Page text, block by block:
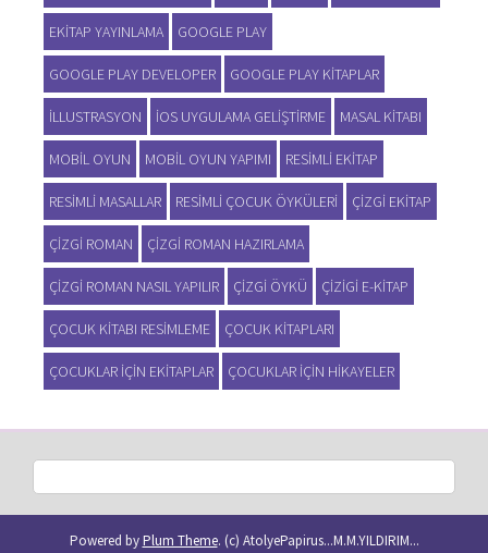
EKITAP YAYINLAMA GOOGLE PLAY
GOOGLE PLAY DEVELOPER GOOGLE PLAY KITAPLAR
ILLUSTRASYON IOS UYGULAMA GELIŞTIRME MASAL KITABI
MOBIL OYUN MOBIL OYUN YAPIMI RESIMLI EKITAP
RESIMLI MASALLAR RESIMLI ÇOCUK ÖYKÜLERI ÇIZGI EKITAP
ÇIZGI ROMAN ÇIZGI ROMAN HAZIRLAMA
ÇIZGI ROMAN NASIL YAPILIR ÇIZGI ÖYKÜ ÇIZIGI E-KITAP
ÇOCUK KITABI RESIMLEME ÇOCUK KITAPLARI
ÇOCUKLAR IÇIN EKITAPLAR ÇOCUKLAR IÇIN HIKAYELER
Powered byPlum Theme. (c) AtolyePapirus...M.M.YILDIRIM...